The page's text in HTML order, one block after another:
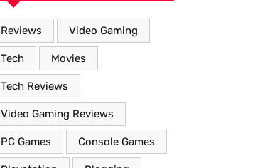
Reviews Video Gaming
Tech Movies
Tech Reviews
Video Gaming Reviews
PC Games Console Games